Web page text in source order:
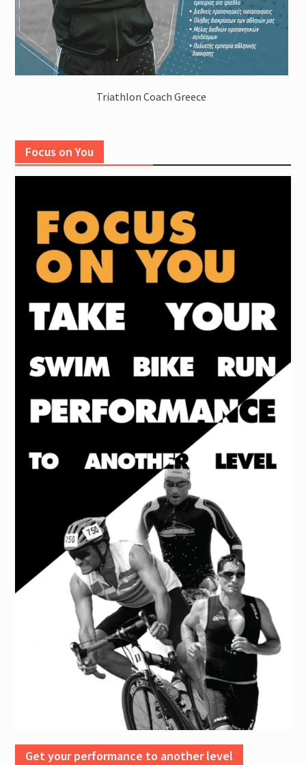
Triathlon Coach Greece
Focus on You
Get your performance to another level